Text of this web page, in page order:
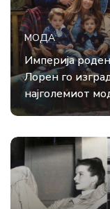
МОДА
Империја
Лорен го
најголемиот